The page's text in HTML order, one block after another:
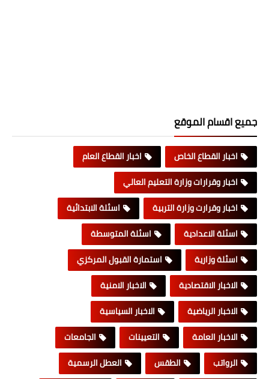
جميع اقسام الموقع
اخبار القطاع الخاص
اخبار القطاع العام
اخبار وقرارات وزارة التعليم العالي
اخبار وقرارت وزارة التربية
اسئلة الابتدائية
اسئلة الاعدادية
اسئلة المتوسطة
اسئلة وزارية
استمارة القبول المركزي
الاخبار الاقتصادية
الاخبار الامنية
الاخبار الرياضية
الاخبار السياسية
الاخبار العامة
التعيينات
الجامعات
الرواتب
الطقس
العطل الرسمية